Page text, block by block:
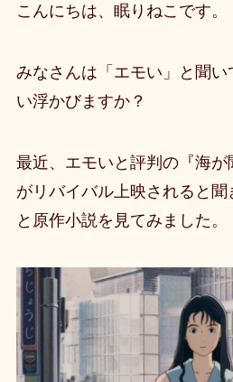
こんにちは、眠りねこです。
みなさんは「エモい」と聞
い浮かびますか？
最近、エモいと評判の『海が
がリバイバル上映されると
と原作小説を見てみました。